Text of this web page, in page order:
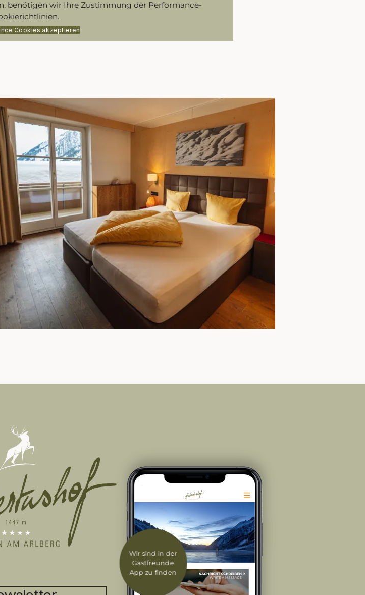
benötigen wir Ihre Zustimmung der Performance-
Cookies akzeptieren
Wir sind in der
Gastfreunde
App zu finden